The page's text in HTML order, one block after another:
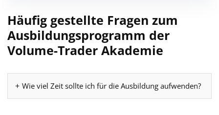
Häufig gestellte Fragen zum
Ausbildungsprogramm der
Volume-Trader Akademie
Wie viel Zeit sollte ich für die Ausbildung aufwenden?